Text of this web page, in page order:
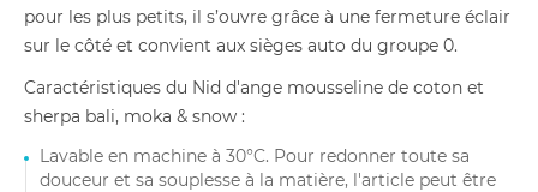
pour les plus petits, il s’ouvre grâce à une fermeture éclair
sur le côté et convient aux sièges auto du groupe 0.
Caractéristiques du Nid d'ange mousseline de coton et
sherpa bali, moka & snow :
Lavable en machine à 30°C. Pour redonner toute sa
douceur et sa souplesse à la matière, l'article peut être